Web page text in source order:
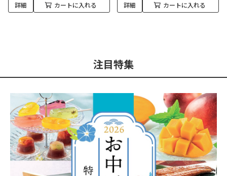
詳細 カートに入れる 詳細 カートに入れる
注目特集